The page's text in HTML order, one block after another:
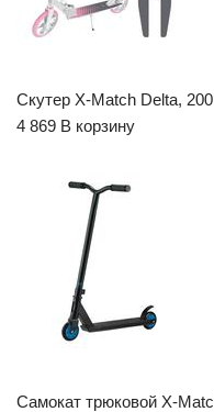
Скутер X-Match Delta,
4 869 В корзину
Самокат трюковой X-